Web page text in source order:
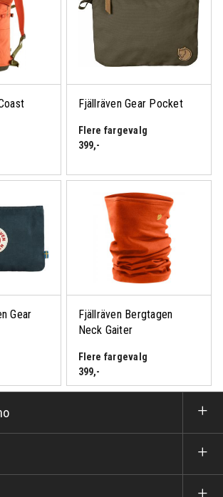
Fjällräven Gear Pocket
Flere fargevalg
399,-
Gear
Fjällräven Bergtagen
Neck Gaiter
Flere fargevalg
399,-